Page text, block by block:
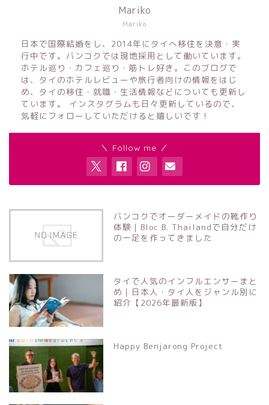
Mariko
Mariko
日本で国際結婚をし、2014年にタイへ移住を決意・実
行中です。バンコクでは現地採用として働いています。
ホテル巡り・カフェ巡り・筋トレ好き。このブログで
は、タイのホテルレビューや旅行者向けの情報をはじ
め、タイの移住・就職・生活情報などについても更新し
ています。 インスタグラムも日々更新しているので、
気軽にフォローしていただけると嬉しいです！
＼ Follow me ／
バンコクでオーダーメイドの靴作り
体験｜Bloc B. Thailandで自分だけ
の一足を作ってきました
タイで人気のインフルエンサーまと
め｜日本人・タイ人をジャンル別に
紹介【2026年最新版】
Happy Benjarong Project